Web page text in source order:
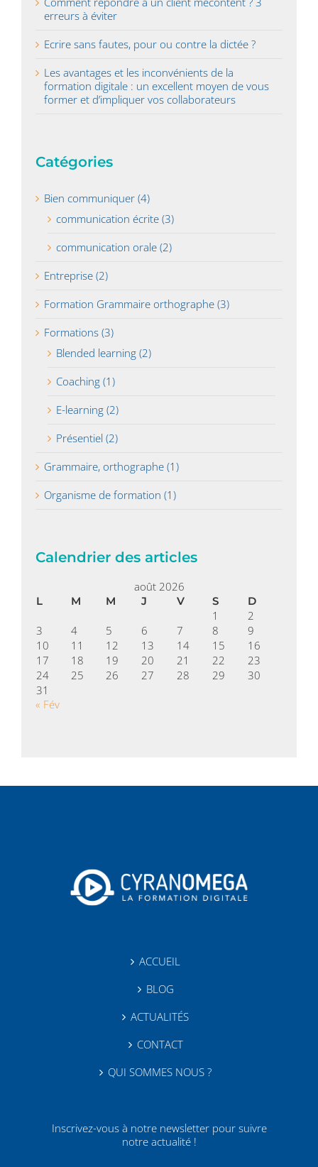
erreurs à éviter
Ecrire sans fautes, pour ou contre la dictée ?
Les avantages et les inconvénients de la
formation digitale : un excellent moyen de vous
former et d’impliquer vos collaborateurs
Catégories
Bien communiquer (4)
communication écrite (3)
communication orale (2)
Entreprise (2)
Formation Grammaire orthographe (3)
Formations (3)
Blended learning (2)
Coaching (1)
E-learning (2)
Présentiel (2)
Grammaire, orthographe (1)
Organisme de formation (1)
Calendrier des articles
août 2026
L M M J V S D
1
2
3
4 5 6 7 8
9
10
11 12 13 14 15
16
17
18 19 20 21 22
23
24
25 26 27 28 29
30
31
« Fév
ACCUEIL
BLOG
ACTUALITÉS
CONTACT
QUI SOMMES NOUS ?
Inscrivez-vous à notre newsletter pour suivre
notre actualité !